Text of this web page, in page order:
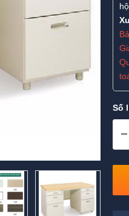
Số
–